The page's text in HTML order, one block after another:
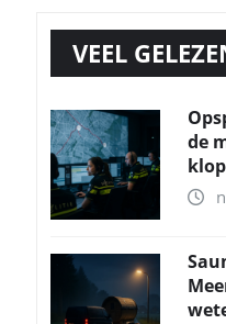
VEEL
de